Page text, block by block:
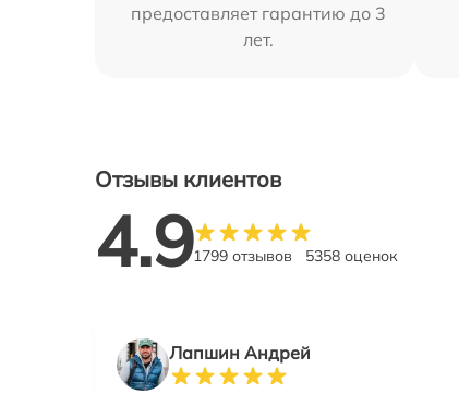
предоставляет гарантию до 3
лет.
Отзывы клиентов
4.91799 отзывов 5358 оценок
Лапшин Андрей